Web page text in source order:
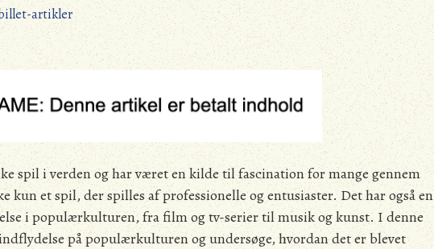
artikler
spil i verden og har været en kilde til fascination for mange gennem
kun et spil, der spilles af professionelle og entusiaster. Det har også en
i populærkulturen, fra film og tv-serier til musik og kunst. I denne
på populærkulturen og undersøge, hvordan det er blevet